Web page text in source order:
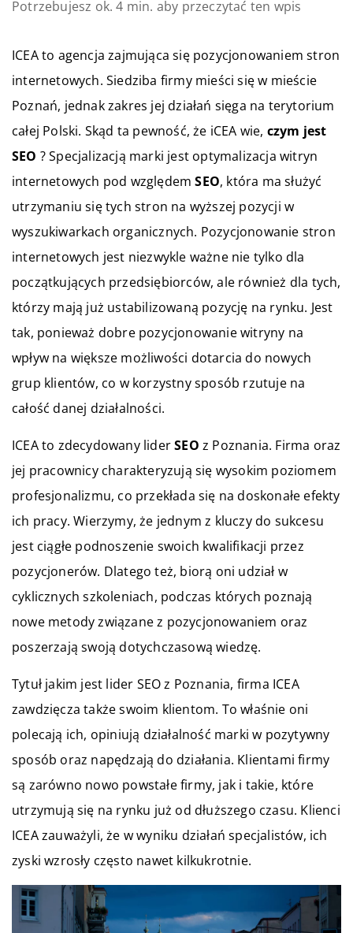
Potrzebujesz ok. 4 min. aby przeczytać ten wpis
ICEA to agencja zajmująca się pozycjonowaniem stron
internetowych. Siedziba firmy mieści się w mieście
Poznań, jednak zakres jej działań sięga na terytorium
całej Polski. Skąd ta pewność, że iCEA wie, czym jest
SEO ? Specjalizacją marki jest optymalizacja witryn
internetowych pod względemSEO, która ma służyć
utrzymaniu się tych stron na wyższej pozycji w
wyszukiwarkach organicznych. Pozycjonowanie stron
internetowych jest niezwykle ważne nie tylko dla
początkujących przedsiębiorców, ale również dla tych,
którzy mają już ustabilizowaną pozycję na rynku. Jest
tak, ponieważ dobre pozycjonowanie witryny na
wpływ na większe możliwości dotarcia do nowych
grup klientów, co w korzystny sposób rzutuje na
całość danej działalności.
ICEA to zdecydowany liderSEO z Poznania. Firma oraz
jej pracownicy charakteryzują się wysokim poziomem
profesjonalizmu, co przekłada się na doskonałe efekty
ich pracy. Wierzymy, że jednym z kluczy do sukcesu
jest ciągłe podnoszenie swoich kwalifikacji przez
pozycjonerów. Dlatego też, biorą oni udział w
cyklicznych szkoleniach, podczas których poznają
nowe metody związane z pozycjonowaniem oraz
poszerzają swoją dotychczasową wiedzę.
Tytuł jakim jest lider SEO z Poznania, firma ICEA
zawdzięcza także swoim klientom. To właśnie oni
polecają ich, opiniują działalność marki w pozytywny
sposób oraz napędzają do działania. Klientami firmy
są zarówno nowo powstałe firmy, jak i takie, które
utrzymują się na rynku już od dłuższego czasu. Klienci
ICEA zauważyli, że w wyniku działań specjalistów, ich
zyski wzrosły często nawet kilkukrotnie.